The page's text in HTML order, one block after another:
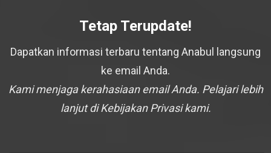
Tetap Terupdate!
Dapatkan informasi terbaru tentang Anabul langsung
ke email Anda.
Kami menjaga kerahasiaan email Anda. Pelajari lebih
lanjut di Kebijakan Privasi kami.